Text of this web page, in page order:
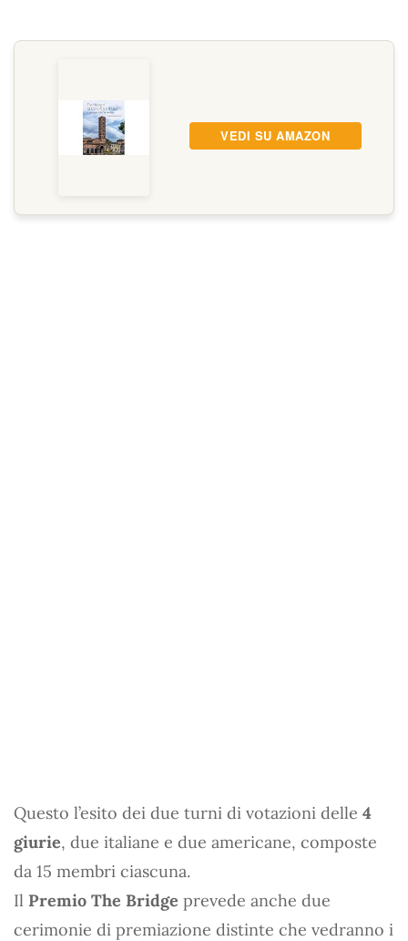
VEDI SU AMAZON
Questo l’esito dei due turni di votazioni delle 4
giurie, due italiane e due americane, composte
da 15 membri ciascuna.
Il Premio The Bridge prevede anche due
cerimonie di premiazione distinte che vedranno i